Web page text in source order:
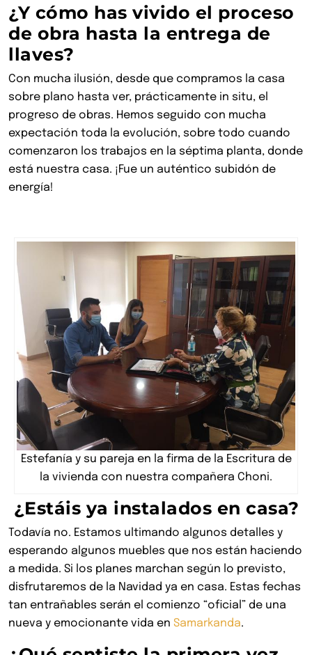
¿Y cómo has vivido el proceso
de obra hasta la entrega de
llaves?
Con mucha ilusión, desde que compramos la casa
sobre plano hasta ver, prácticamente in situ, el
progreso de obras. Hemos seguido con mucha
expectación toda la evolución, sobre todo cuando
comenzaron los trabajos en la séptima planta, donde
está nuestra casa. ¡Fue un auténtico subidón de
energía!
Estefanía y su pareja en la firma de la Escritura de
la vivienda con nuestra compañera Choni.
¿Estáis ya instalados en casa?
Todavía no. Estamos ultimando algunos detalles y
esperando algunos muebles que nos están haciendo
a medida. Si los planes marchan según lo previsto,
disfrutaremos de la Navidad ya en casa. Estas fechas
tan entrañables serán el comienzo “oficial” de una
nueva y emocionante vida en Samarkanda.